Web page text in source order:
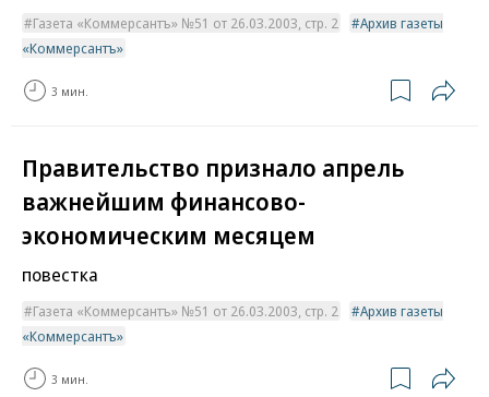
Газета «Коммерсантъ» №51 от 26.03.2003, стр. 2
Архив газеты
«Коммерсантъ»
3 мин.
Правительство признало апрель
важнейшим финансово-
экономическим месяцем
повестка
Газета «Коммерсантъ» №51 от 26.03.2003, стр. 2
Архив газеты
«Коммерсантъ»
3 мин.